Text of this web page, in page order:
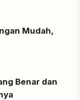
Mudah,
Benar dan